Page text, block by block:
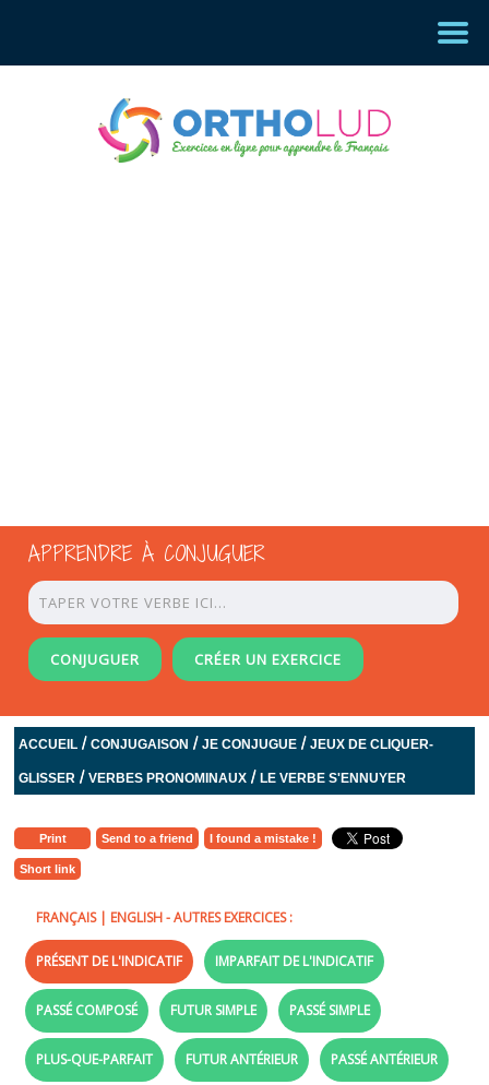
APPRENDRE À CONJUGUER
CONJUGUER CRÉER UN EXERCICE
ACCUEIL /CONJUGAISON /JE CONJUGUE /JEUX DE CLIQUER-
GLISSER /VERBES PRONOMINAUX /LE VERBE S'ENNUYER
Print Send to a friend I found a mistake !
Short link
FRANÇAIS| ENGLISH- AUTRES EXERCICES :
PRÉSENT DE L'INDICATIF IMPARFAIT DE L'INDICATIF
PASSÉ COMPOSÉ FUTUR SIMPLE PASSÉ SIMPLE
PLUS-QUE-PARFAIT FUTUR ANTÉRIEUR PASSÉ ANTÉRIEUR